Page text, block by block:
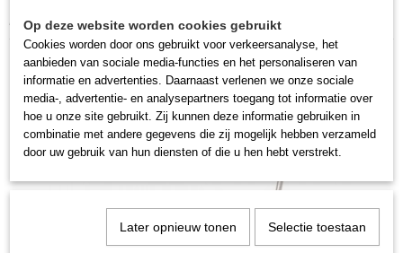
Home >Horeca>Apparatuur >Frietsnijmachine LT
Op deze website worden cookies gebruikt
Cookies worden door ons gebruikt voor verkeersanalyse, het
aanbieden van sociale media-functies en het personaliseren van
informatie en advertenties. Daarnaast verlenen we onze sociale
media-, advertentie- en analysepartners toegang tot informatie over
hoe u onze site gebruikt. Zij kunnen deze informatie gebruiken in
combinatie met andere gegevens die zij mogelijk hebben verzameld
door uw gebruik van hun diensten of die u hen hebt verstrekt.
Later opnieuw tonen Selectie toestaan